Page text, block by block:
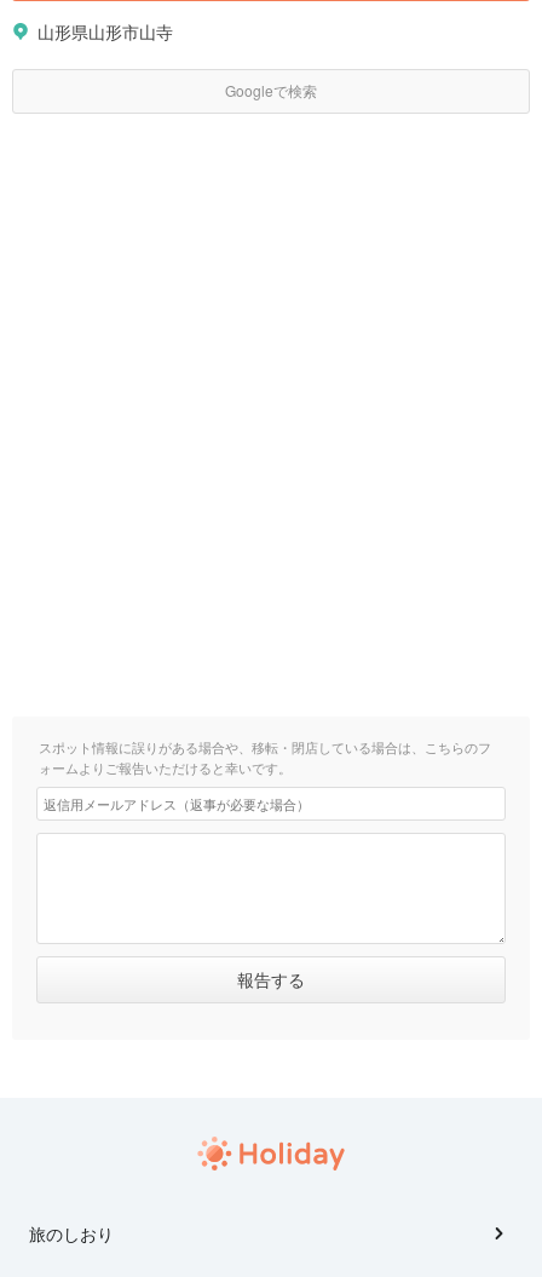
山形県山形市山寺
Googleで検索
スポット情報に誤りがある場合や、移転・閉店している場合は、こちらのフ
ォームよりご報告いただけると幸いです。
旅のしおり